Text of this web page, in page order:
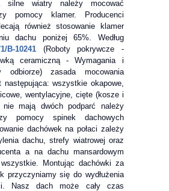
silne wiatry należy mocować
pomocy klamer. Producenci
również stosowanie klamer
dachu poniżej 65%. Według
B-10241 (Roboty pokrywcze -
ceramiczną - Wymagania i
odbiorze) zasada mocowania
następująca: wszystkie okapowe,
wentylacyjne, cięte (kosze i
mają dwóch podparć należy
pomocy spinek dachowych
dachówek na połaci zależy
dachu, strefy wiatrowej oraz
a na dachu mansardowym
wszystkie. Montując dachówki za
przyczyniamy się do wydłużenia
Nasz dach może cały czas